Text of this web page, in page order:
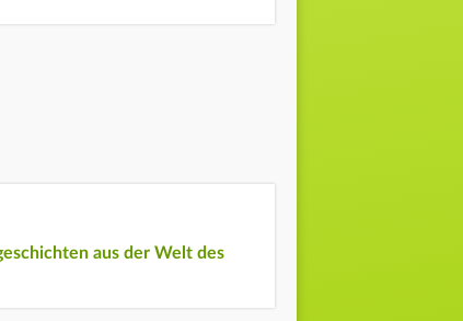
aus der Welt des